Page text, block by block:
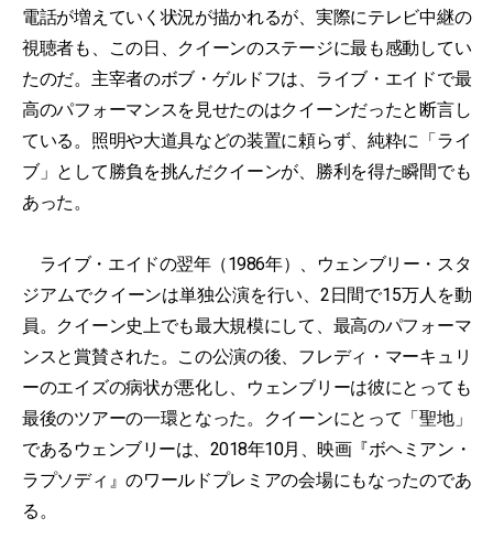
電話が増えていく状況が描かれるが、実際にテレビ中継の
視聴者も、この日、クイーンのステージに最も感動してい
たのだ。主宰者のボブ・ゲルドフは、ライブ・エイドで最
高のパフォーマンスを見せたのはクイーンだったと断言し
ている。照明や大道具などの装置に頼らず、純粋に「ライ
ブ」として勝負を挑んだクイーンが、勝利を得た瞬間でも
あった。
ライブ・エイドの翌年（1986年）、ウェンブリー・スタ
ジアムでクイーンは単独公演を行い、2日間で15万人を動
員。クイーン史上でも最大規模にして、最高のパフォーマ
ンスと賞賛された。この公演の後、フレディ・マーキュリ
ーのエイズの病状が悪化し、ウェンブリーは彼にとっても
最後のツアーの一環となった。クイーンにとって「聖地」
であるウェンブリーは、2018年10月、映画『ボヘミアン・
ラプソディ』のワールドプレミアの会場にもなったのであ
る。